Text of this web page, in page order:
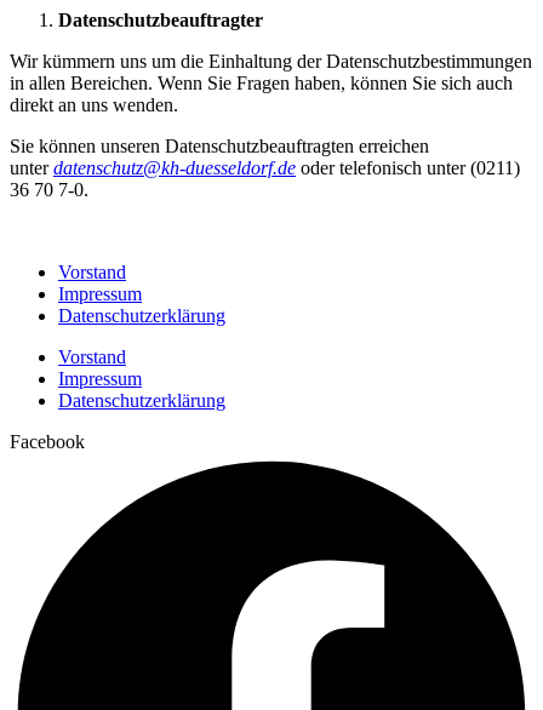
Datenschutzbeauftragter
Wir kümmern uns um die Einhaltung der Datenschutzbestimmungen
in allen Bereichen. Wenn Sie Fragen haben, können Sie sich auch
direkt an uns wenden.
Sie können unseren Datenschutzbeauftragten erreichen
unterdatenschutz@kh-duesseldorf.de oder telefonisch unter (0211)
36 70 7-0.
Vorstand
Impressum
Datenschutzerklärung
Vorstand
Impressum
Datenschutzerklärung
Facebook